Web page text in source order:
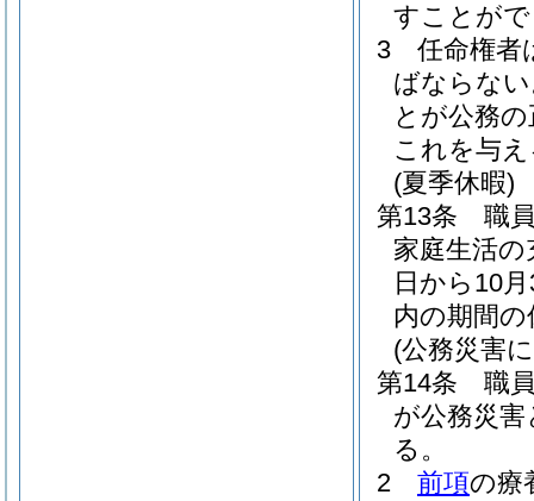
すことが
3
任命権者
ばならな
とが公務
これを与
(夏季休暇)
第13条
職
家庭生活
日から10
内の期間
(公務災害
第14条
職
が公務災
る。
2
前項の療